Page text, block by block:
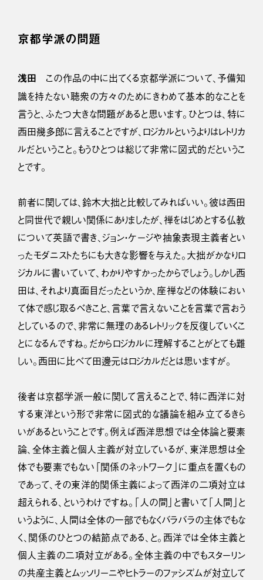
京都学派の問題
浅田 この作品の中に出てくる京都学派について、予備知
識を持たない聴衆の方々のためにきわめて基本的なことを
言うと、ふたつ大きな問題があると思います。ひとつは、特に
西田幾多郎に言えることですが、ロジカルというよりはレトリカ
ルだということ。もうひとつは総じて非常に図式的だというこ
とです。
前者に関しては、鈴木大拙と比較してみればいい。彼は西田
と同世代で親しい関係にありましたが、禅をはじめとする仏教
について英語で書き、ジョン・ケージや抽象表現主義者とい
ったモダニストたちにも大きな影響を与えた。大拙がかなりロ
ジカルに書いていて、わかりやすかったからでしょう。しかし西
田は、それより真面目だったというか、座禅などの体験におい
て体で感じ取るべきこと、言葉で言えないことを言葉で言おう
としているので、非常に無理のあるレトリックを反復していくこ
とになるんですね。だからロジカルに理解することがとても難
しい。西田に比べて田邊元はロジカルだとは思いますが。
後者は京都学派一般に関して言えることで、特に西洋に対
する東洋という形で非常に図式的な議論を組み立てるきら
いがあるということです。例えば西洋思想では全体論と要素
論、全体主義と個人主義が対立しているが、東洋思想は全
体でも要素でもない「関係のネットワーク」に重点を置くもの
であって、その東洋的関係主義によって西洋の二項対立は
超えられる、というわけですね。「人の間」と書いて「人間」と
いうように、人間は全体の一部でもなくバラバラの主体でもな
く、関係のひとつの結節点である、と。西洋では全体主義と
個人主義の二項対立がある。全体主義の中でもスターリン
の共産主義とムッソリーニやヒトラーのファシズムが対立して